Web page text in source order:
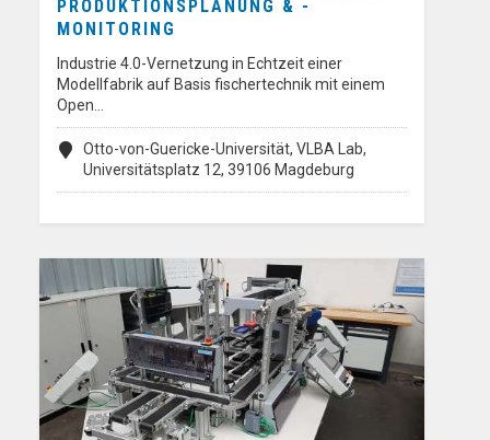
PRODUKTIONSPLANUNG & -
MONITORING
Industrie 4.0-Vernetzung in Echtzeit einer
Modellfabrik auf Basis fischertechnik mit einem
Open…
Otto-von-Guericke-Universität, VLBA Lab,
Universitätsplatz 12, 39106 Magdeburg